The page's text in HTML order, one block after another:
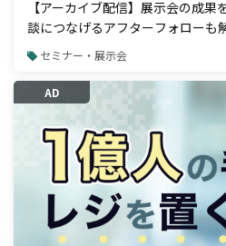
【アーカイブ配信】展示会の成
談につなげるアフターフォローも
セミナー・展示会
AD